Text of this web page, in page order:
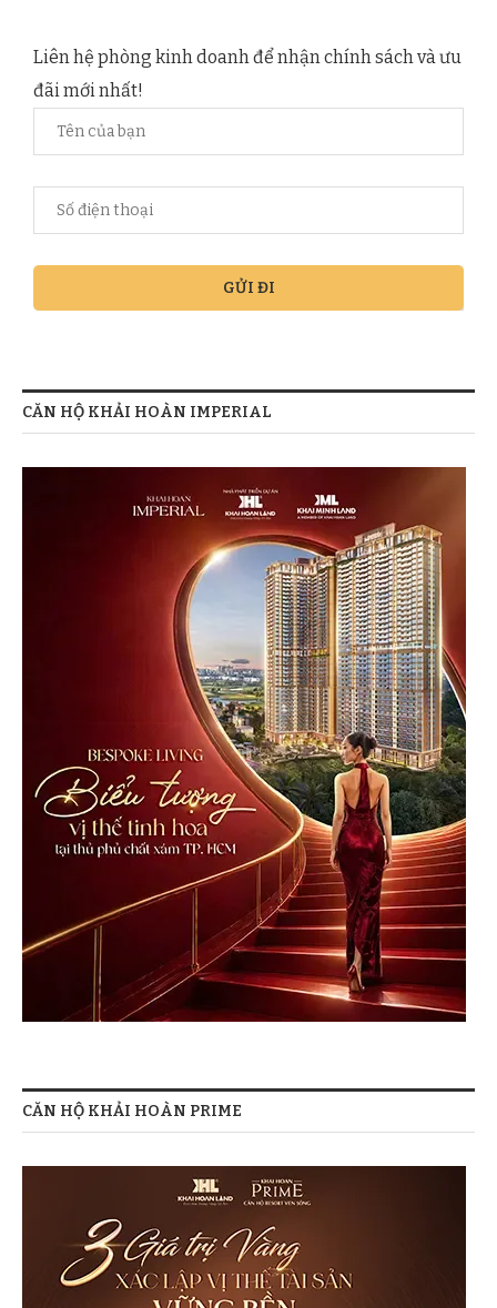
Liên hệ phòng kinh doanh để nhận chính sách và ưu
đãi mới nhất!
CĂN HỘ KHẢI HOÀN IMPERIAL
CĂN HỘ KHẢI HOÀN PRIME